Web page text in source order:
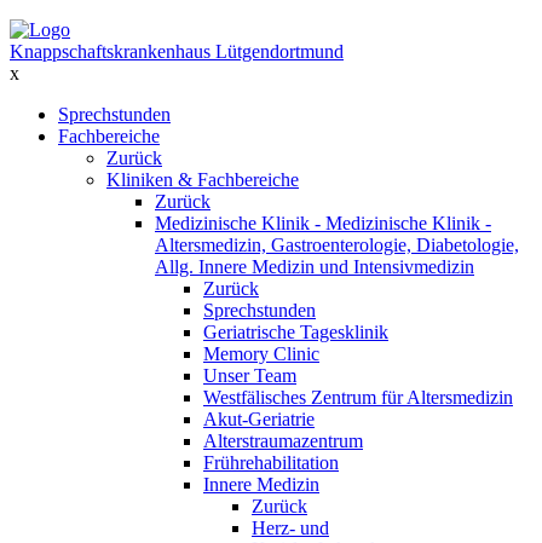
Knappschaftskrankenhaus Lütgendortmund
x
Sprechstunden
Fachbereiche
Zurück
Kliniken & Fachbereiche
Zurück
Medizinische Klinik - Medizinische Klinik -
Altersmedizin, Gastroenterologie, Diabetologie,
Allg. Innere Medizin und Intensivmedizin
Zurück
Sprechstunden
Geriatrische Tagesklinik
Memory Clinic
Unser Team
Westfälisches Zentrum für Altersmedizin
Akut-Geriatrie
Alterstraumazentrum
Frührehabilitation
Innere Medizin
Zurück
Herz- und